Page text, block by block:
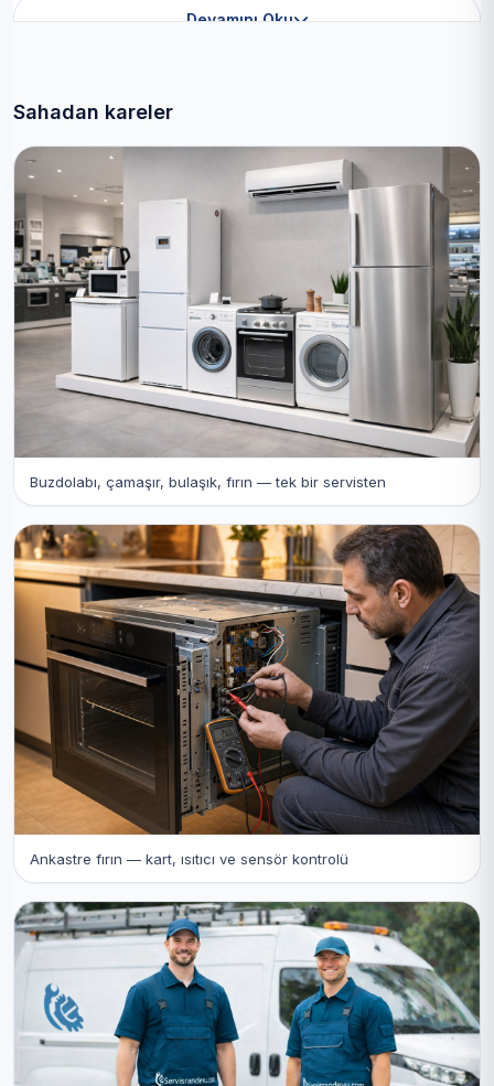
Devamını Oku
Sahadan kareler
Buzdolabı, çamaşır, bulaşık, fırın — tek bir servisten
Ankastre fırın — kart, ısıtıcı ve sensör kontrolü